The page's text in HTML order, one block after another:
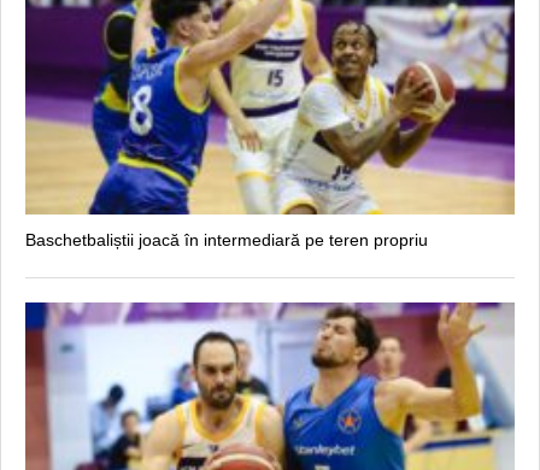
Baschetbaliștii joacă în intermediară pe teren propriu